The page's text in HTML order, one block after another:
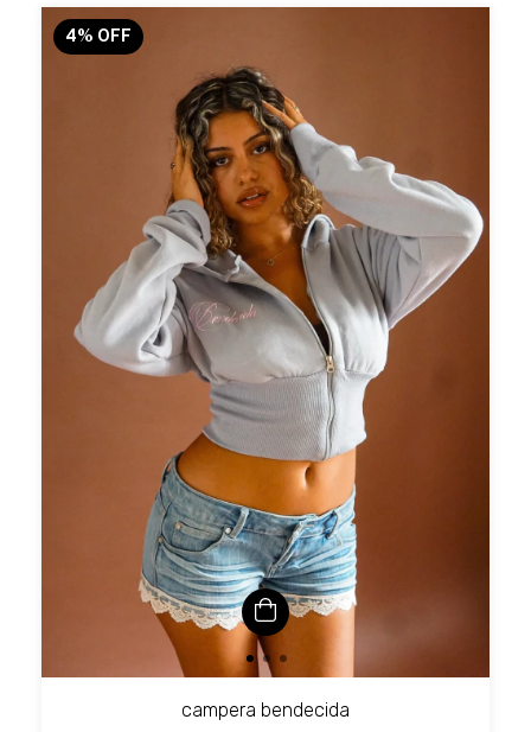
4% OFF
campera bendecida